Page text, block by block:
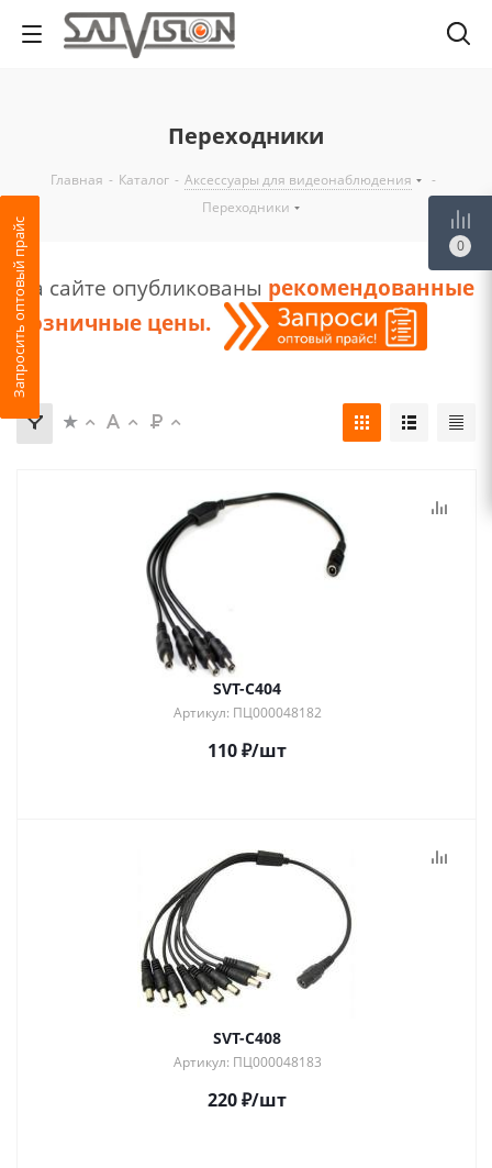
Переходники
Главная - Каталог - Аксессуары для видеонаблюдения
-
Переходники
На сайте опубликованы рекомендованные
розничные цены.
SVT-C404
Артикул: ПЦ000048182
110₽/шт
SVT-C408
Артикул: ПЦ000048183
220₽/шт
Запросить оптовый прайс 0